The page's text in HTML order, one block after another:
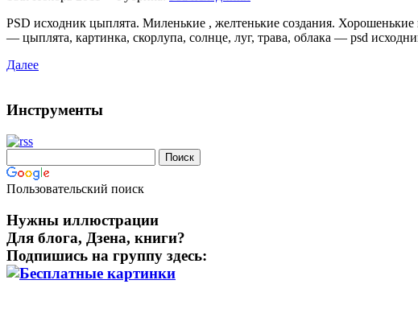
PSD исходник цыплята. Миленькие , желтенькие создания.
— цыплята, картинка, скорлупа, солнце, луг, трава, облака — psd
Далее
Инструменты
Пользовательский поиск
Нужны иллюстрации
Для блога, Дзена, книги?
Подпишись на группу здесь: